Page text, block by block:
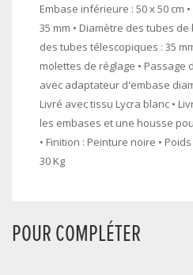
Embase inférieure : 50 x 50 cm
35 mm • Diamètre des tubes de
des tubes télescopiques : 35
molettes de réglage • Passage
avec adaptateur d'embase
Livré avec tissu Lycra blanc •
les embases et une housse
• Finition : Peinture noire •
30 Kg
POUR COMPLÉTER